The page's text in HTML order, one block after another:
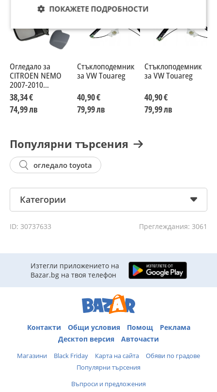
Огледало за
CITROEN NEMO
2007-2010
Шофьорска или
Пасажерска
страна
38,34 €
74,99 лв
Стъклоподемник
за VW Touareg
40,90 €
79,99 лв
Стъклоподемник
за VW Touareg
40,90 €
79,99 лв
Популярни търсения
огледало toyota
Категории
ID: 30737633 Преглеждания: 3061
Изтегли приложението на
Bazar.bg на твоя телефон
Контакти Общи условия Помощ
Реклама
Десктоп версия
Авточасти
Магазини Black Friday Карта на сайта
Обяви по градове
Популярни търсения
Въпроси и предложения
ПОКАЖЕТЕ ПОДРОБНОСТИ